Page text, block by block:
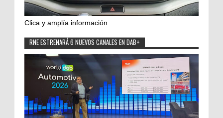
Clica y amplía información
RNE ESTRENARÁ 6 NUEVOS CANALES EN DAB+